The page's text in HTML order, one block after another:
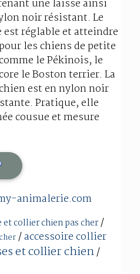
une laisse ainsi
noir résistant. Le
réglable et atteindre
les chiens de petite
le Pékinois, le
le Boston terrier. La
est en nylon noir
Pratique, elle
cousue et mesure
animalerie.com
et collier chien pas cher/
/accessoire collier
et collier chien/